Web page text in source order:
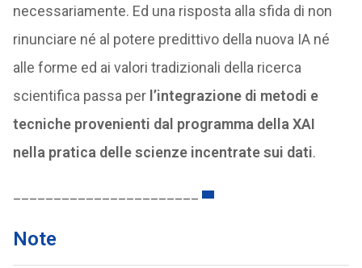
necessariamente. Ed una risposta alla sfida di non
rinunciare né al potere predittivo della nuova IA né
alle forme ed ai valori tradizionali della ricerca
scientifica passa per l’integrazione di metodi e
tecniche provenienti dal programma della XAI
nella pratica delle scienze incentrate sui dati.
Note